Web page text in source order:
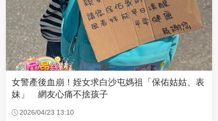
女警產後血崩！姪女求白沙屯媽祖「保佑姑姑、表
妹」 網友心痛不捨孩子
2026/04/23 13:10